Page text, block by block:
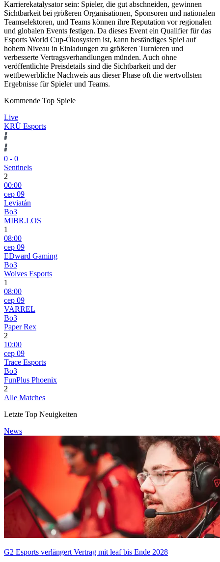
Karrierekatalysator sein: Spieler, die gut abschneiden, gewinnen
Sichtbarkeit bei größeren Organisationen, Sponsoren und nationalen
Teamselektoren, und Teams können ihre Reputation vor regionalen
und globalen Events festigen. Da dieses Event ein Qualifier für das
Esports World Cup-Ökosystem ist, kann beständiges Spiel auf
hohem Niveau in Einladungen zu größeren Turnieren und
verbesserte Vertragsverhandlungen münden. Auch ohne
veröffentlichte Preisdetails sind die Sichtbarkeit und der
wettbewerbliche Nachweis aus dieser Phase oft die wertvollsten
Ergebnisse für Spieler und Teams.
Kommende Top Spiele
Live
KRÜ Esports
0 - 0
Sentinels
2
00:00
сер 09
Leviatán
Bo3
MIBR.LOS
1
08:00
сер 09
EDward Gaming
Bo3
Wolves Esports
1
08:00
сер 09
VARREL
Bo3
Paper Rex
2
10:00
сер 09
Trace Esports
Bo3
FunPlus Phoenix
2
Alle Matches
Letzte Top Neuigkeiten
News
G2 Esports verlängert Vertrag mit leaf bis Ende 2028